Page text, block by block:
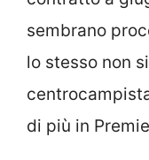
sembrano
lo stesso non
di più in